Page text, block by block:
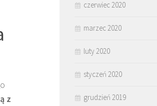
z
czerwiec 2020
marzec 2020
luty 2020
styczeń 2020
grudzień 2019